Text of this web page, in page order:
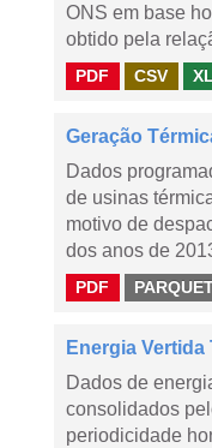
ONS em base
obtido pela
PDF CSV
Geração
Dados
de usinas
motivo de
dos anos de
PDF
Energia Vertida
Dados de
consolidados
periodicidade